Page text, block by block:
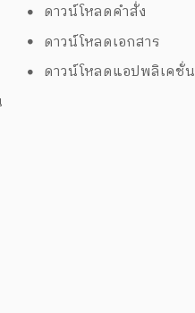
ดาวน์โหลดคำสั่ง
ดาวน์โหลดเอกสาร
ดาวน์โหลดแอปพลิเคชั่น